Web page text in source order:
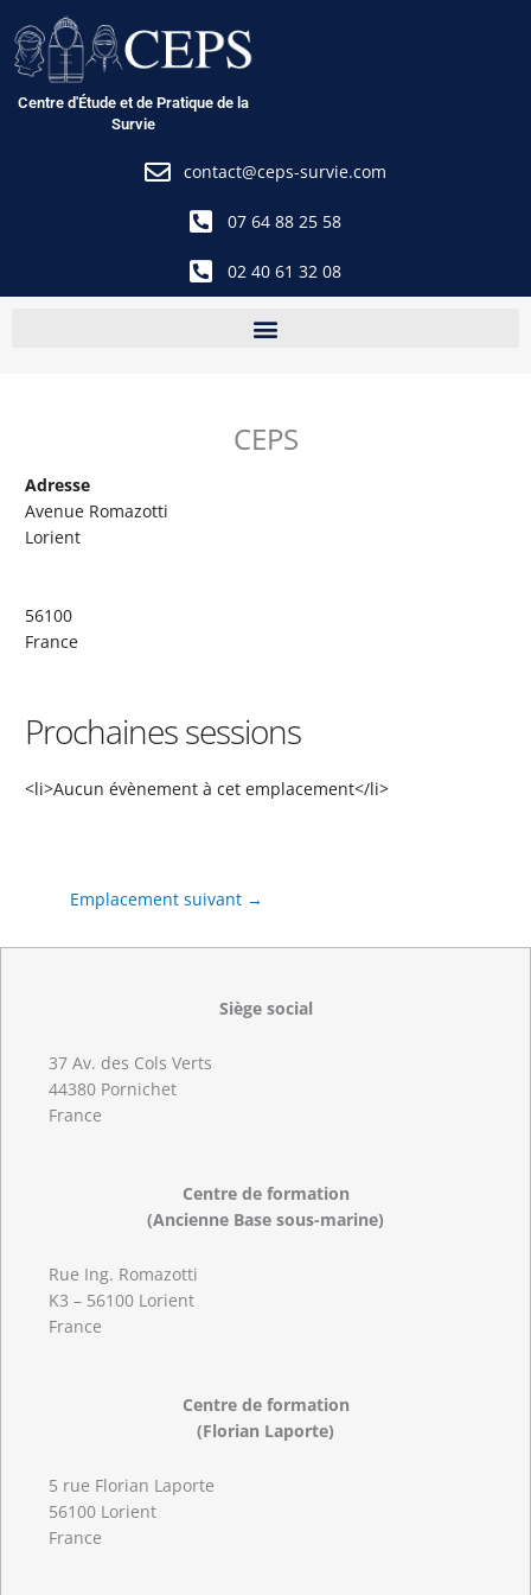
au
contenu
Centre d'Étude et de Pratique de la
Survie
contact@ceps-survie.com
07 64 88 25 58
02 40 61 32 08
CEPS
Adresse
Avenue Romazotti
Lorient
56100
France
Prochaines sessions
<li>Aucun évènement à cet emplacement</li>
Emplacement suivant →
Siège social
37 Av. des Cols Verts
44380 Pornichet
France
Centre de formation
(Ancienne Base sous-marine)
Rue Ing. Romazotti
K3 – 56100 Lorient
France
Centre de formation
(Florian Laporte)
5 rue Florian Laporte
56100 Lorient
France